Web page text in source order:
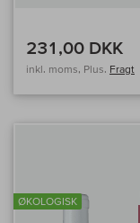
231,00 DKK
inkl. moms, Plus. Fragt
ØKOLOGISK